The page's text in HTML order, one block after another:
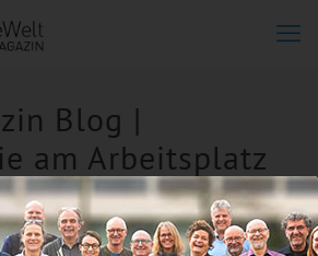
Blog |
am Arbeitsplatz
Galeriebild